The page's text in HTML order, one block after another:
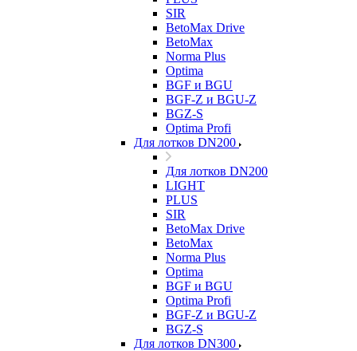
SIR
BetoMax Drive
BetoMax
Norma Plus
Optima
BGF и BGU
BGF-Z и BGU-Z
BGZ-S
Optima Profi
Для лотков DN200
Для лотков DN200
LIGHT
PLUS
SIR
BetoMax Drive
BetoMax
Norma Plus
Optima
BGF и BGU
Optima Profi
BGF-Z и BGU-Z
BGZ-S
Для лотков DN300